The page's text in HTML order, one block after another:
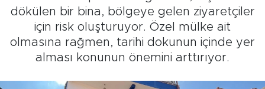
dökülen bir bina, bölgeye gelen ziyaretçiler
için risk oluşturuyor. Özel mülke ait
olmasına rağmen, tarihi dokunun içinde yer
alması konunun önemini arttırıyor.
Spor
Sağlık
Tüm Manşetler
Son Dakika Haberleri